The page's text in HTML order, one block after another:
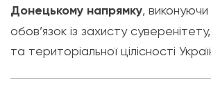
Донецькому напрямку, виконуючи
обов’язок із захисту
та територіальної цілісності